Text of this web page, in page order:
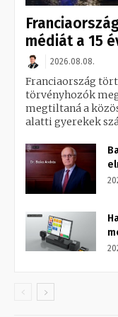
médiát a 15
2026.08.08.
Franciaország
törvényhozók
megtiltaná a
alatti gyerekek